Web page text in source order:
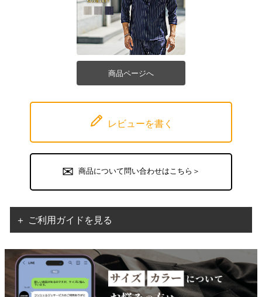
商品ページへ
レビューを書く
商品について問い合わせはこちら＞
＋ ご利用ガイドを見る